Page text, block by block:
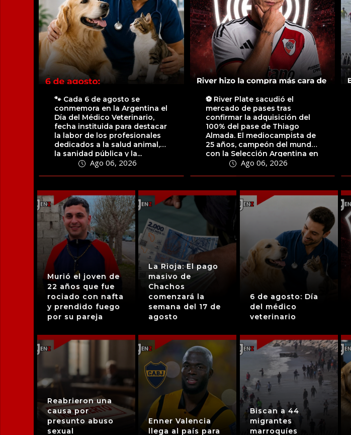
🐾 Cada 6 de agosto se
conmemora en la Argentina el
Día del Médico Veterinario,
fecha instituida para destacar
la labor de los profesionales
dedicados a la salud animal,
la sanidad pública y la...
Ago 06, 2026
⚽️ River Plate sacudió el
mercado de pases tras
confirmar la adquisición del
100% del pase de Thiago
Almada. El mediocampista de
25 años, campeón del mundo
con la Selección Argentina en
Qatar 2022,...Ago 06, 2026
Murió el joven de
22 años que fue
rociado con nafta
y prendido fuego
por su pareja
La Rioja: El pago
masivo de
Chachos
comenzará la
semana del 17 de
agosto
Reabrieron una
causa por
presunto abuso
sexual
Enner Valencia
llega al país para
6 de agosto: Día
del médico
veterinario
Biscan a 44
migrantes
marroquíes